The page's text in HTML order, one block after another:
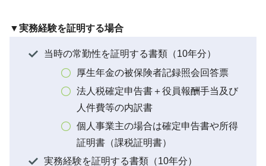
▼実務経験を証明する場合
当時の常勤性を証明する書類（10年分）
厚生年金の被保険者記録照会回答票
法人税確定申告書＋役員報酬手当及び
人件費等の内訳書
個人事業主の場合は確定申告書や所得
証明書（課税証明書）
実務経験を証明する書類（10年分）